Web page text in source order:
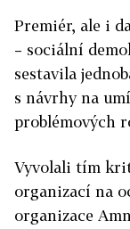
Premiér, ale i
– sociální
sestavila
s návrhy na
problémových
Vyvolali tím
organizací na
organizace